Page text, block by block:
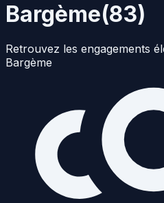
Bargème(83)
Retrouvez les engagements
Bargème